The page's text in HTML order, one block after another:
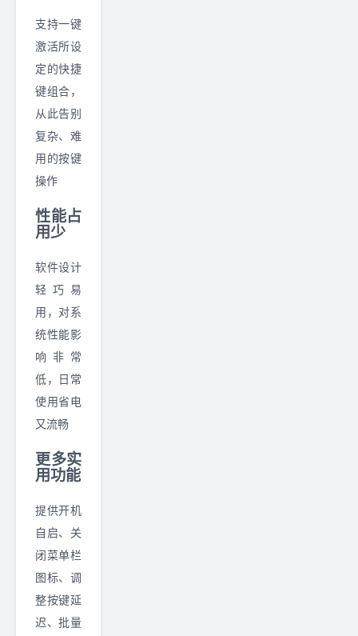
支持一键
激活所设
定的快捷
键组合，
从此告别
复杂、难
用的按键
操作
性能占
用少
软件设计
轻巧易
用，对系
统性能影
响非常
低，日常
使用省电
又流畅
更多实
用功能
提供开机
自启、关
闭菜单栏
图标、调
整按键延
迟、批量